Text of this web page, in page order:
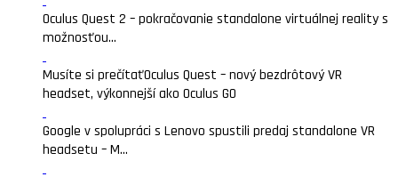
Oculus Quest 2 – pokračovanie standalone virtuálnej reality s
možnosťou...
Musíte si prečítaťOculus Quest – nový bezdrôtový VR
headset, výkonnejší ako Oculus GO
Google v spolupráci s Lenovo spustili predaj standalone VR
headsetu – M...